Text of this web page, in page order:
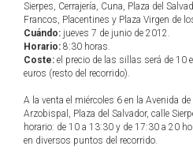
Sierpes, Cerrajería, Cuna, Plaza del
Francos, Placentines y Plaza Virgen de
Cuándo: jueves 7 de junio de 2012.
Horario: 8:30 horas.
Coste: el precio de las sillas será de 10
euros (resto del recorrido).
A la venta el miércoles 6 en la Avenida
Arzobispal, Plaza del Salvador, calle
horario: de 10 a 13:30 y de 17:30 a 20
en diversos puntos del recorrido.